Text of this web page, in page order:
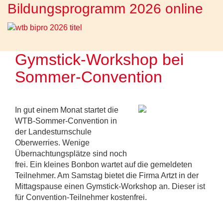
Bildungsprogramm 2026 online
Gymstick-Workshop bei
Sommer-Convention
In gut einem Monat startet die
WTB-Sommer-Convention in
der Landesturnschule
Oberwerries. Wenige
Übernachtungsplätze sind noch
frei. Ein kleines Bonbon wartet auf die gemeldeten
Teilnehmer. Am Samstag bietet die Firma Artzt in der
Mittagspause einen Gymstick-Workshop an. Dieser ist
für Convention-Teilnehmer kostenfrei.